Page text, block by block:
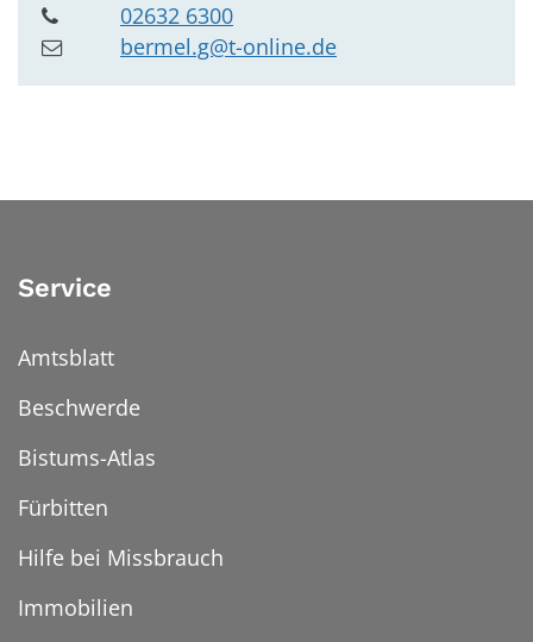
02632 6300
bermel.g@t-online.de
Service
Amtsblatt
Beschwerde
Bistums-Atlas
Fürbitten
Hilfe bei Missbrauch
Immobilien